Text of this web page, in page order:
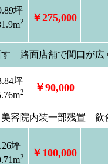
坪
2 ￥275,000
路面店舗で間口が広
坪
2 ￥90,000
美容院内装一部残置 飲
坪
2 ￥100,000